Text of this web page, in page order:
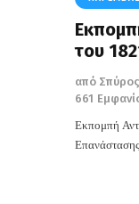
του
από
661
Εκπομπή